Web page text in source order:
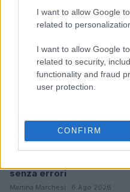
I want to allow Google
related to
I want to allow Google
related to security,
functionality and fraud
user protection.
CONFIRM
senza errori
Martina Marchesi · 6 Ago 2026